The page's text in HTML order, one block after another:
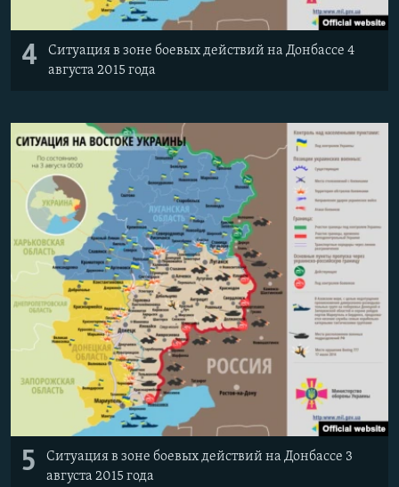
4
Ситуация в зоне боевых действий на Донбассе 4
августа 2015 года
5
Ситуация в зоне боевых действий на Донбассе 3
августа 2015 года